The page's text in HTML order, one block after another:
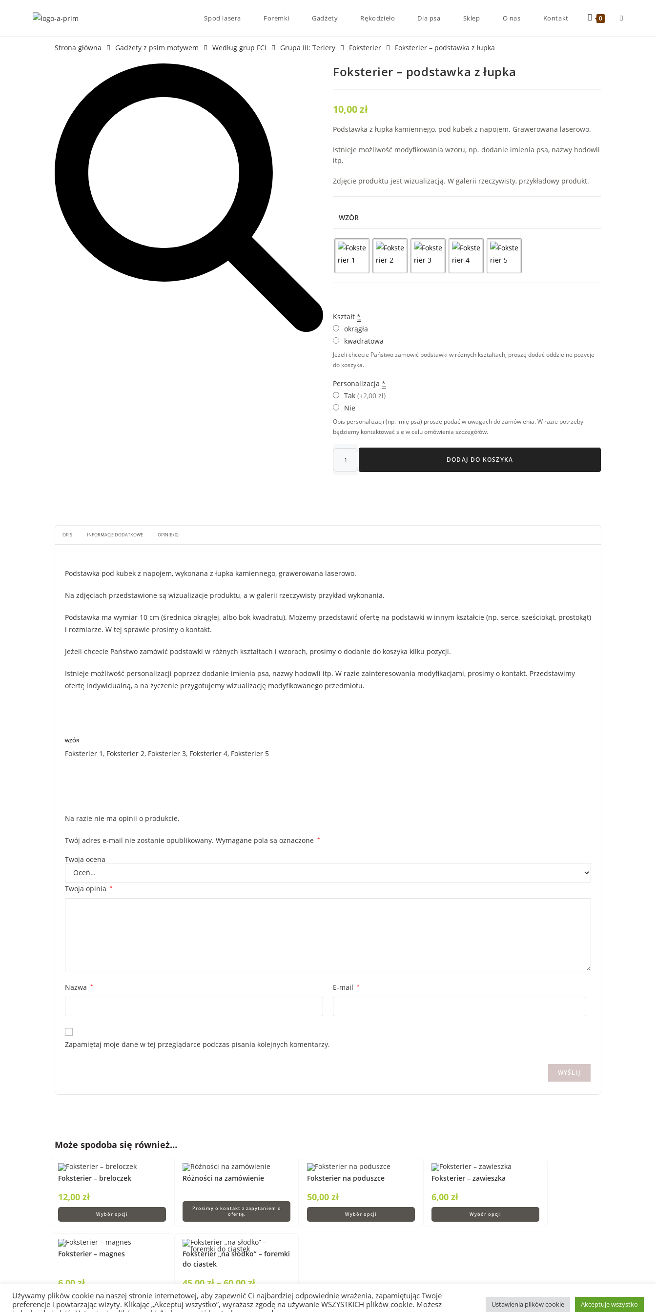
Spod lasera Foremki Gadżety Rękodzieło Dla psa Sklep O nas Kontakt 0
Strona główna Gadżety z psim motywem Według grup FCI Grupa III: Teriery Foksterier Foksterier – podstawka z łupka
Foksterier – podstawka z łupka
10,00zł
Podstawka z łupka kamiennego, pod kubek z napojem. Grawerowana laserowo.
Istnieje możliwość modyfikowania wzoru, np. dodanie imienia psa, nazwy hodowli
itp.
Zdjęcie produktu jest wizualizacją. W galerii rzeczywisty, przykładowy produkt.
WZÓR
Kształt *
okrągła
kwadratowa
Jeżeli chcecie Państwo zamowić podstawki w różnych kształtach, proszę dodać oddzielne pozycje
do koszyka.
Personalizacja *
Tak (+2,00 zł)
Nie
Opis personalizacji (np. imię psa) proszę podać w uwagach do zamówienia. W razie potrzeby
będziemy kontaktować się w celu omówienia szczegółów.
DODAJ DO KOSZYKA
OPIS INFORMACJE DODATKOWE OPINIE (0)
Podstawka pod kubek z napojem, wykonana z łupka kamiennego, grawerowana laserowo.
Na zdjęciach przedstawione są wizualizacje produktu, a w galerii rzeczywisty przykład wykonania.
Podstawka ma wymiar 10 cm (średnica okrągłej, albo bok kwadratu). Możemy przedstawić ofertę na podstawki w innym kształcie (np. serce, sześciokąt, prostokąt)
i rozmiarze. W tej sprawie prosimy o kontakt.
Jeżeli chcecie Państwo zamówić podstawki w różnych kształtach i wzorach, prosimy o dodanie do koszyka kilku pozycji.
Istnieje możliwość personalizacji poprzez dodanie imienia psa, nazwy hodowli itp. W razie zainteresowania modyfikacjami, prosimy o kontakt. Przedstawimy
ofertę indywidualną, a na życzenie przygotujemy wizualizację modyfikowanego przedmiotu.
WZÓR
Foksterier 1, Foksterier 2, Foksterier 3, Foksterier 4, Foksterier 5
Na razie nie ma opinii o produkcie.
Twój adres e-mail nie zostanie opublikowany. Wymagane pola są oznaczone *
Twoja ocena
Twoja opinia *
Nazwa * E-mail *
Zapamiętaj moje dane w tej przeglądarce podczas pisania kolejnych komentarzy.
Może spodoba się również…
Foksterier – breloczek
12,00zł
Wybór opcji
Różności na zamówienie
Prosimy o kontakt z zapytaniem o
ofertę.
Foksterier na poduszce
50,00zł
Wybór opcji
Foksterier – zawieszka
6,00zł
Wybór opcji
Foksterier – magnes
6,00zł
Wybór opcji
Foksterier „na słodko” – foremki
do ciastek
45,00zł – 60,00zł
Wybierz opcje
Używamy plików cookie na naszej stronie internetowej, aby zapewnić Ci najbardziej odpowiednie wrażenia, zapamiętując Twoje
preferencje i powtarzając wizyty. Klikając „Akceptuj wszystko”, wyrażasz zgodę na używanie WSZYSTKICH plików cookie. Możesz
Ustawienia plików cookie Akceptuje wszystko